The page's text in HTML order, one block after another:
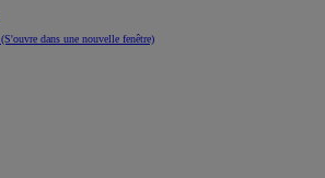
(S'ouvre dans une nouvelle fenêtre)